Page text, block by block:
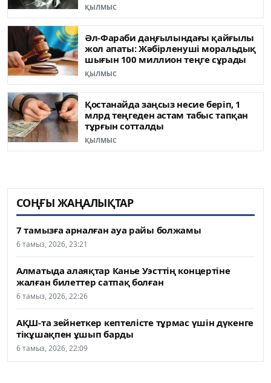
ҚЫЛМЫС
Әл-Фараби даңғылындағы қайғылы
жол апаты: Жәбірленуші моральдық
шығын 100 миллион теңге сұрады
ҚЫЛМЫС
Қостанайда заңсыз несие беріп, 1
млрд теңгеден астам табыс тапқан
тұрғын сотталды
ҚЫЛМЫС
СОҢҒЫ ЖАҢАЛЫҚТАР
7 тамызға арналған ауа райы болжамы
6 тамыз, 2026, 23:21
Алматыда алаяқтар Канье Уэсттің концертіне
жалған билеттер сатпақ болған
6 тамыз, 2026, 22:26
АҚШ-та зейнеткер кептелісте тұрмас үшін дүкенге
тікұшақпен ұшып барды
6 тамыз, 2026, 22:09